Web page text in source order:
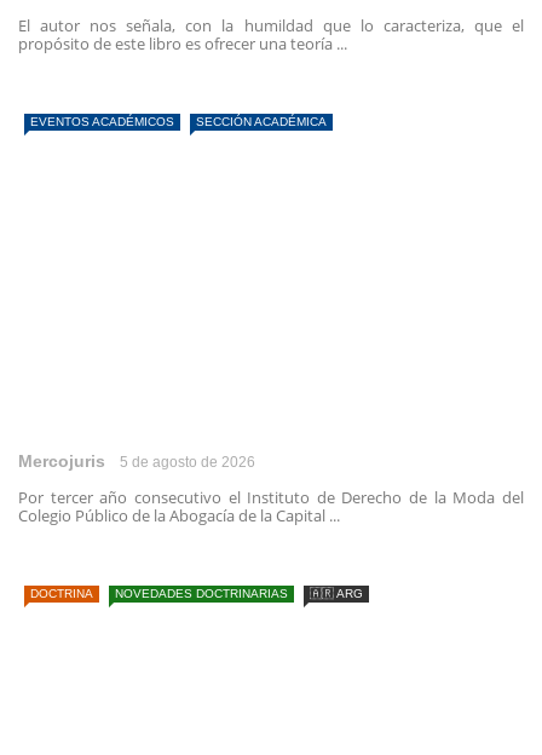
El autor nos señala, con la humildad que lo caracteriza, que el
propósito de este libro es ofrecer una teoría ...
EVENTOS ACADÉMICOS SECCIÓN ACADÉMICA
Mercojuris 5 de agosto de 2026
Por tercer año consecutivo el Instituto de Derecho de la Moda del
Colegio Público de la Abogacía de la Capital ...
DOCTRINA NOVEDADES DOCTRINARIAS 🇦🇷 ARG